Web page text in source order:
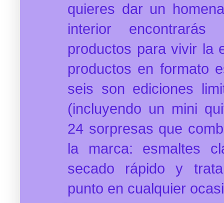
quieres dar un
interior
productos para vivir la
productos en formato
seis son ediciones
(incluyendo un mini
24 sorpresas que
la marca: esmaltes
secado rápido y
punto en cualquier